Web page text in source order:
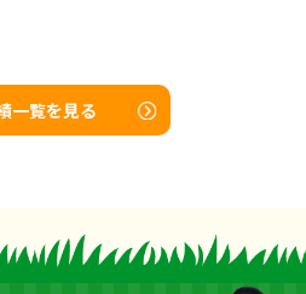
一覧を見る